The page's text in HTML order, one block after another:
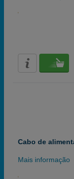
Cabo de
Mais informação